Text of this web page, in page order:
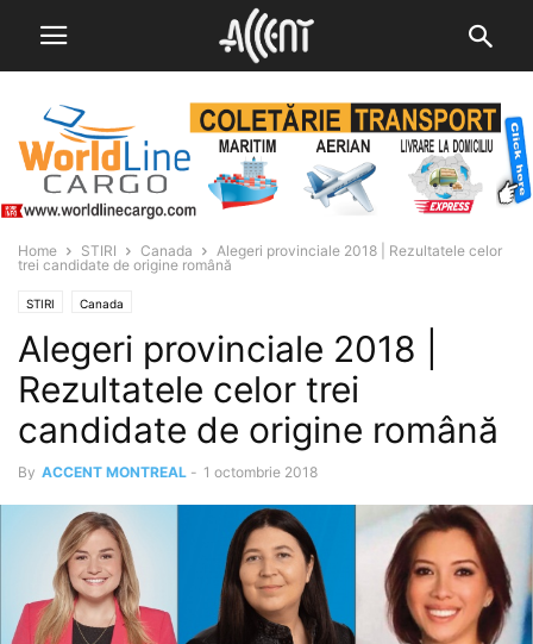
Home STIRI Canada
Alegeri provinciale 2018 | Rezultatele celor
trei candidate de origine română
STIRI Canada
Alegeri provinciale 2018 |
Rezultatele celor trei
candidate de origine română
By ACCENT MONTREAL - 1 octombrie 2018